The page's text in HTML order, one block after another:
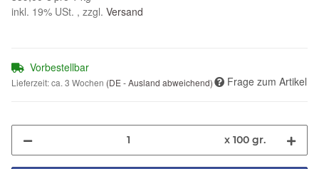
inkl. 19% USt. , zzgl. Versand
Vorbestellbar
Lieferzeit:ca. 3 Wochen (DE - Ausland abweichend) Frage zum Artikel
x 100 gr.